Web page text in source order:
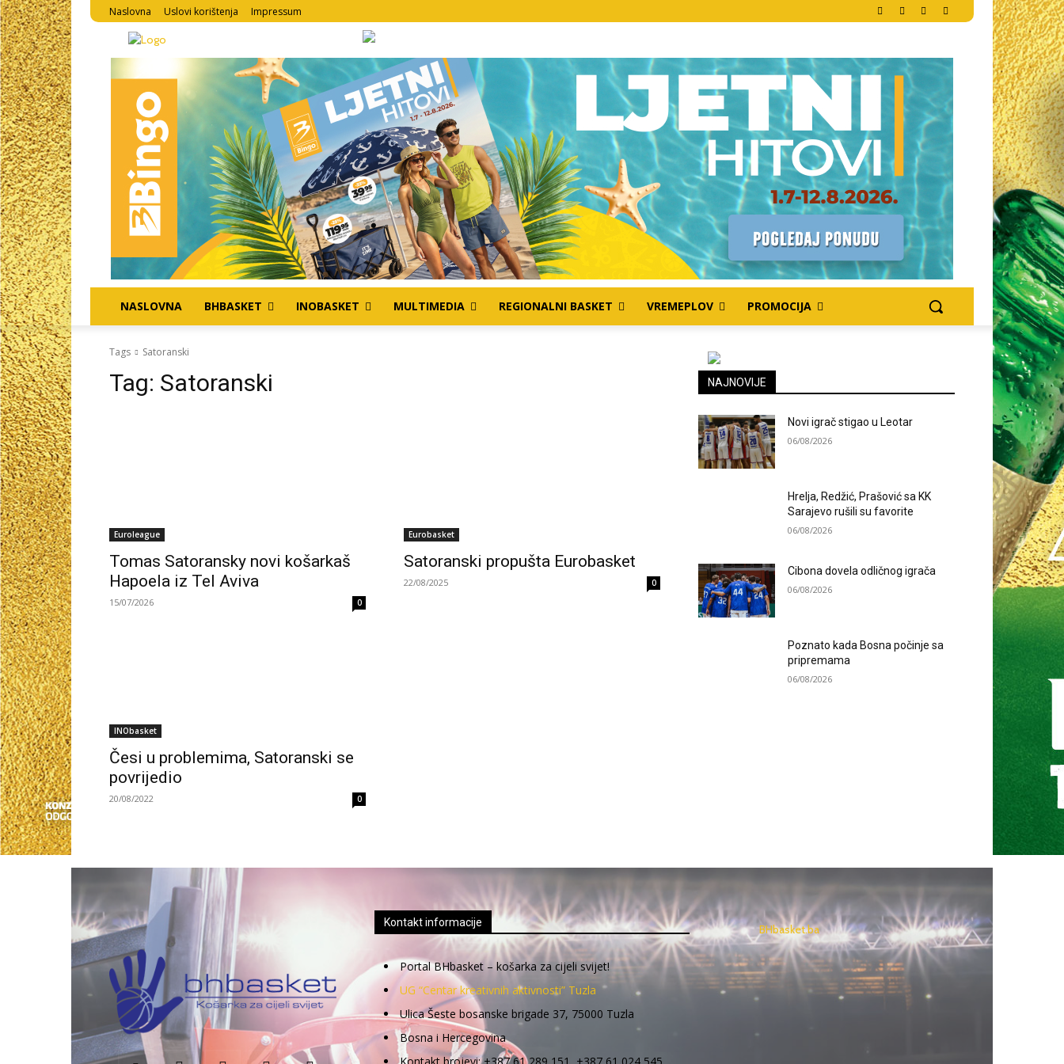
Naslovna Uslovi korištenja Impressum
NASLOVNA BHBASKET INOBASKET MULTIMEDIA REGIONALNI BASKET VREMEPLOV PROMOCIJA
Tags Satoranski
Tag: Satoranski
Euroleague
Tomas Satoransky novi košarkaš
Hapoela iz Tel Aviva
15/07/2026 0
Eurobasket
Satoranski propušta Eurobasket
22/08/2025 0
INObasket
Česi u problemima, Satoranski se
povrijedio
20/08/2022 0
NAJNOVIJE
Novi igrač stigao u Leotar
06/08/2026
Hrelja, Redžić, Prašović sa KK
Sarajevo rušili su favorite
06/08/2026
Cibona dovela odličnog igrača
06/08/2026
Poznato kada Bosna počinje sa
pripremama
06/08/2026
Kontakt informacije
Portal BHbasket – košarka za cijeli svijet!
UG “Centar kreativnih aktivnosti” Tuzla
Ulica Šeste bosanske brigade 37, 75000 Tuzla
Bosna i Hercegovina
BHbasket.ba